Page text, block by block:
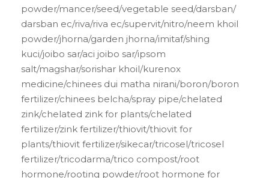
powder/mancer/seed/vegetable seed/darsban/
darsban ec/riva/riva ec/supervit/nitro/neem khoil
powder/jhorna/garden jhorna/imitaf/shing
kuci/joibo sar/aci joibo sar/ipsom
salt/magshar/sorishar khoil/kurenox
medicine/chinees dui matha nirani/boron/boron
fertilizer/chinees belcha/spray pipe/chelated
zink/chelated zink for plants/chelated
fertilizer/zink fertilizer/thiovit/thiovit for
plants/thiovit fertilizer/sikecar/tricosel/tricosel
fertilizer/tricodarma/trico compost/root
hormone/rooting powder/root hormone for